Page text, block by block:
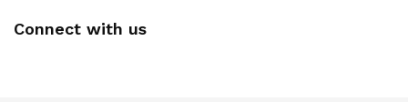
Connect with us